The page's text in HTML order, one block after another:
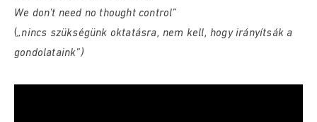
We don’t need no thought control”
(„nincs szükségünk oktatásra, nem kell, hogy irányítsák a
gondolataink”)